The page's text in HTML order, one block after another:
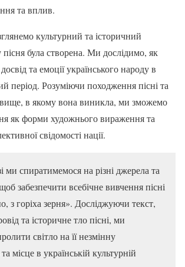
та вплив.
культурний та історичний
пісня була створена. Ми дослідимо, як
та емоції українського народу в
період. Розуміючи походження пісні та
в якому вона виникла, ми зможемо
як форми художнього вираження та
свідомості нації.
ми спиратимемося на різні джерела та
забезпечити всебічне вивчення пісні
з горіха зерня». Досліджуючи текст,
та історичне тло пісні, ми
світло на її незмінну
місце в українській культурній